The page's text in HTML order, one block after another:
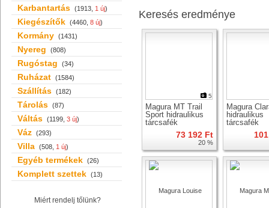
Karbantartás (1913, 1 új)
Kiegészítők (4460, 8 új)
Kormány (1431)
Nyereg (808)
Rugóstag (34)
Ruházat (1584)
Szállítás (182)
Tárolás (87)
Váltás (1199, 3 új)
Váz (293)
Villa (508, 1 új)
Egyéb termékek (26)
Komplett szettek (13)
Miért rendelj tőlünk?
Keresés eredménye
5
Magura MT Trail
Sport hidraulikus
tárcsafék
73 192 Ft
20 %
Magura
hidraulikus
tárcsafék